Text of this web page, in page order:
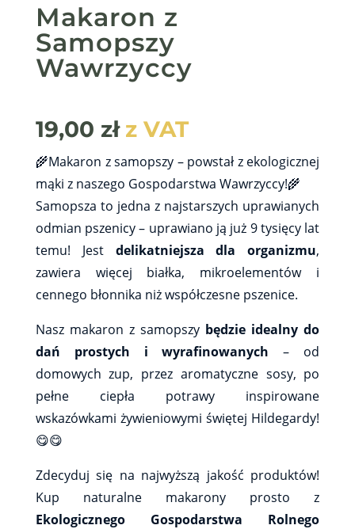
Makaron z
Samopszy
Wawrzyccy
19,00 zł z VAT
🌾Makaron z samopszy – powstał z ekologicznej
mąki z naszego Gospodarstwa Wawrzyccy!🌾
Samopsza to jedna z najstarszych uprawianych
odmian pszenicy – uprawiano ją już 9 tysięcy lat
temu! Jest delikatniejsza dla organizmu,
zawiera więcej białka, mikroelementów i
cennego błonnika niż współczesne pszenice.
Nasz makaron z samopszy będzie idealny do
dań prostych i wyrafinowanych – od
domowych zup, przez aromatyczne sosy, po
pełne ciepła potrawy inspirowane
wskazówkami żywieniowymi świętej Hildegardy!
😋😋
Zdecyduj się na najwyższą jakość produktów!
Kup naturalne makarony prosto z
Ekologicznego Gospodarstwa Rolnego